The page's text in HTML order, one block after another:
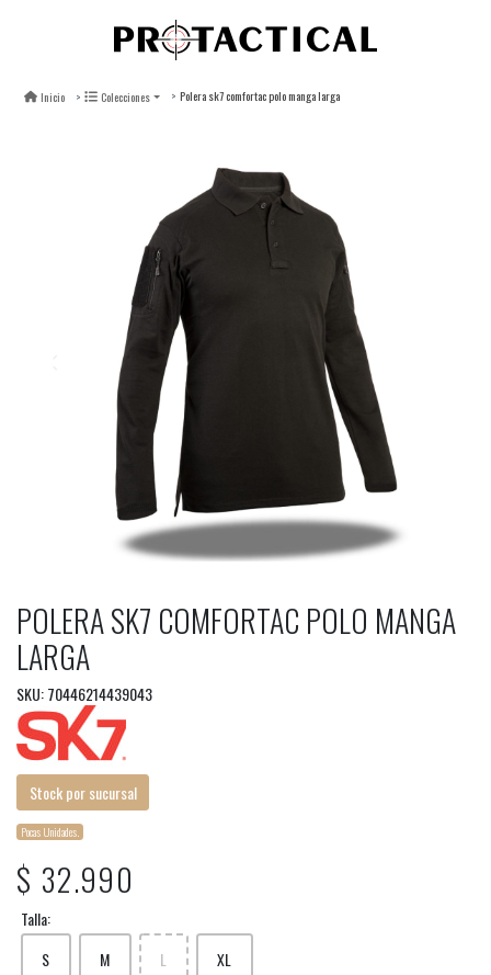
Inicio Colecciones Polera sk7 comfortac polo manga larga
POLERA SK7 COMFORTAC POLO MANGA
LARGA
SKU: 70446214439043
Stock por sucursal
Pocas Unidades.
$ 32.990
Talla:
S
M L XL